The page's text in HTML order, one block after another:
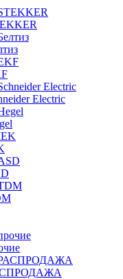
Electric